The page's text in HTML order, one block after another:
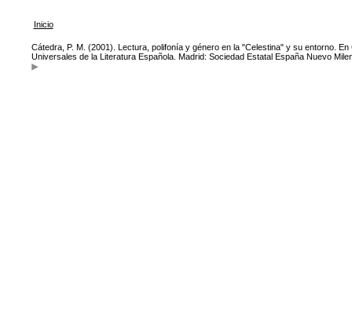
Inicio
Cátedra, P. M. (2001). Lectura, polifonía y género en la "Celestina" y su entorno.
Universales de la Literatura Española. Madrid: Sociedad Estatal España Nuevo